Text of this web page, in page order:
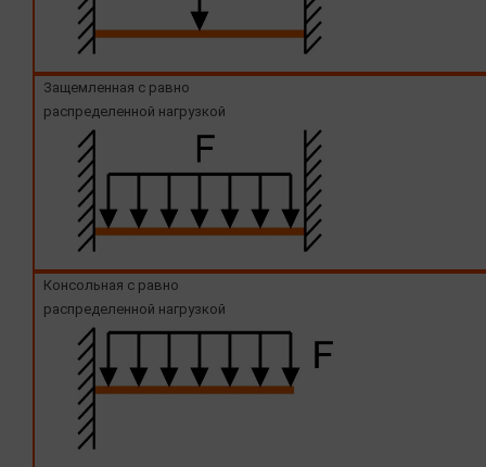
Защемленная с равно
распределенной нагрузкой
Консольная с равно
распределенной нагрузкой